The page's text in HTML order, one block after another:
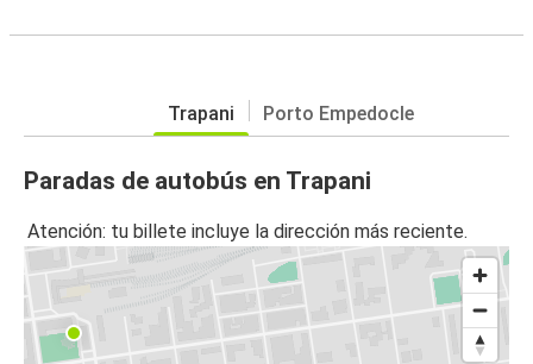
Trapani Porto Empedocle
Paradas de autobús en Trapani
Atención: tu billete incluye la dirección más reciente.